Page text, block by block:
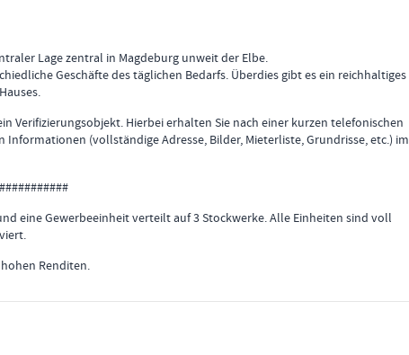
Lage zentral in Magdeburg unweit der Elbe.
Geschäfte des täglichen Bedarfs. Überdies gibt es ein reichhaltiges
Verifizierungsobjekt. Hierbei erhalten Sie nach einer kurzen telefonischen
(vollständige Adresse, Bilder, Mieterliste, Grundrisse, etc.) im
eine Gewerbeeinheit verteilt auf 3 Stockwerke. Alle Einheiten sind voll
Renditen.